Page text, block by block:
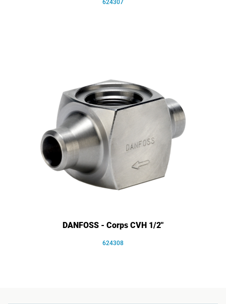
624307
DANFOSS - Corps CVH 1/2"
624308